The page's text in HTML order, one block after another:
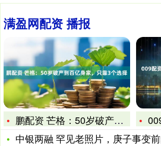
满盈网配资 播报
鹏配资 芒格：50岁破产到百亿身家，只靠3个选择
009配
中银两融 罕见老照片，庚子事变前的